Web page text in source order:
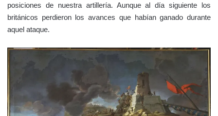
posiciones de nuestra artillería. Aunque al día siguiente los
británicos perdieron los avances que habían ganado durante
aquel ataque.